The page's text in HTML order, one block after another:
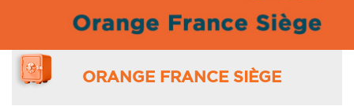
ORANGE FRANCE SIÈGE